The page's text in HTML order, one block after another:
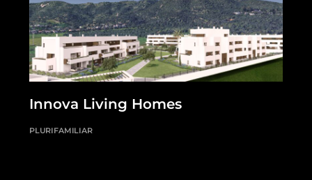
Innova Living Homes
PLURIFAMILIAR